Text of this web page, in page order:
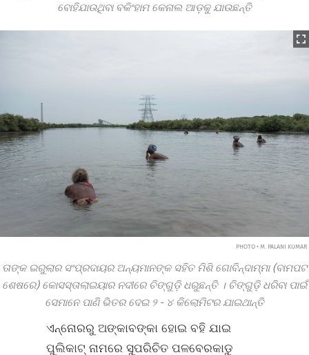
ବୋହିଯାଉଥିବା ବକିଂହାମ କେନାଲ ଆଡ଼କୁ ଯାଉଛନ୍ତି
PHOTO • M. PALANI KUMAR
ତାଙ୍କ ଇରୁଲାର ସଂପ୍ରଦାୟର ଅନ୍ୟମାନଙ୍କ ସହିତ ମିଶି ଗୋବିନ୍ଦାମ୍ମା (ବାମପଟ
ଶେଷରେ) କୋସସ୍‌ତାଲାଇୟାର ନଦୀରେ ଚିଙ୍ଗୁଡ଼ି ଧରୁଛନ୍ତି । ଚିଙ୍ଗୁଡ଼ି ଧରିବା ପାଇଁ
ସେମାନେ ପାଣି ଭିତର ଦେଇ ୨ - ୪ କିଲୋମିଟର ଯାଇଥାନ୍ତି
ଏନ୍ନୋରରୁ ଅଙ୍କାବଙ୍କା ହୋଇ ବହି ଯାଇ
ପୁଲିକାଟ୍‌ ନାମରେ ସୁପରିଚିତ ପଳବେରକାଡୁ